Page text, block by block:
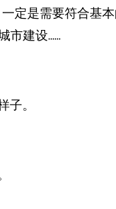
定是需要符合基本
市建设……
子。